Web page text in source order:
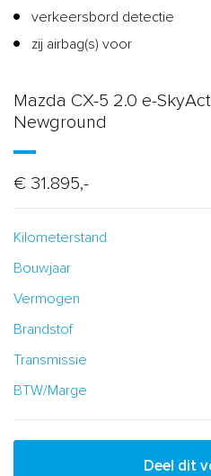
verkeersbord detectie
zij airbag(s) voor
Mazda CX-5 2.0 e-
Newground
€ 31.895,-
Kilometerstand
Bouwjaar
Vermogen
Brandstof
Transmissie
BTW/Marge
Deel dit